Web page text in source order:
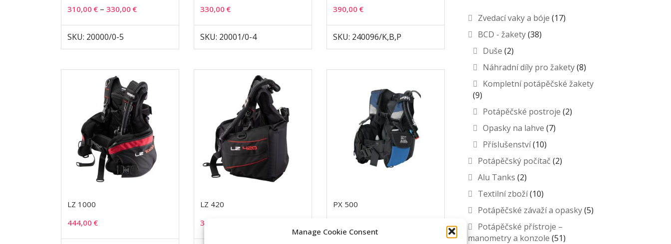
Manage Cookie Consent
310,00 € – 330,00 €
SKU: 20000/0-5
330,00€
SKU: 20001/0-4
390,00€
SKU: 240096/K,B,P
LZ 1000
444,00 €
LZ 420
312,00
PX 500
Zvedací vaky a bóje (17)
BCD - žakety(38)
Duše (2)
Náhradní díly pro žakety(8)
Kompletní potápěčské žakety
(9)
Potápěčské postroje (2)
Opasky na lahve (7)
Příslušenství(10)
Potápěčský počítač (2)
Alu Tanks (2)
Textilní zboží(10)
Potápěčské závaží a opasky(5)
Potápěčské přístroje –
manometry a konzole (51)